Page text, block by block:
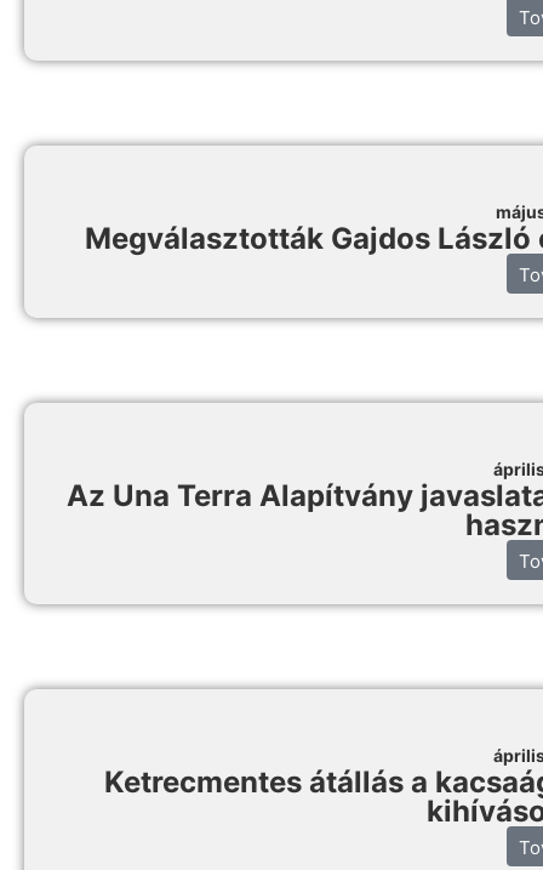
Megválasztották Gajdos
Az Una Terra Alapítvány
Ketrecmentes átállás a